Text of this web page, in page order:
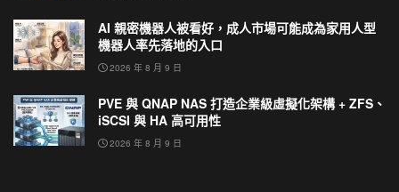
AI 親密機器人被看好，成人市場可能成為家用人型
機器人率先落地的入口
2026 年 8 月 9 日
PVE 與 QNAP NAS 打造企業級虛擬化架構 + ZFS、
iSCSI 與 HA 高可用性
2026 年 8 月 9 日